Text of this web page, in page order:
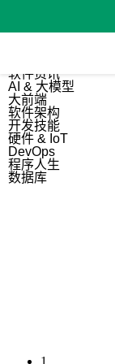
软件资讯
AI & 大模型
大前端
软件架构
开发技能
硬件 & IoT
DevOps
程序人生
数据库
1